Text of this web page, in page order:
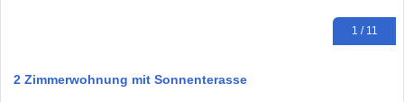
1 / 11
2 Zimmerwohnung mit Sonnenterasse